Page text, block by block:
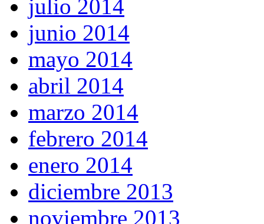
julio 2014
junio 2014
mayo 2014
abril 2014
marzo 2014
febrero 2014
enero 2014
diciembre 2013
noviembre 2013